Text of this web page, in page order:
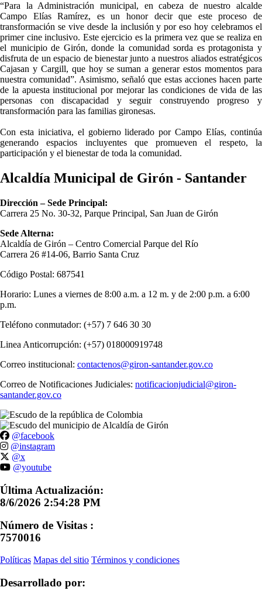
“Para la Administración municipal, en cabeza de nuestro alcalde
Campo Elías Ramírez, es un honor decir que este proceso de
transformación se vive desde la inclusión y por eso hoy celebramos el
primer cine inclusivo. Este ejercicio es la primera vez que se realiza en
el municipio de Girón, donde la comunidad sorda es protagonista y
disfruta de un espacio de bienestar junto a nuestros aliados estratégicos
Cajasan y Cargill, que hoy se suman a generar estos momentos para
nuestra comunidad”. Asimismo, señaló que estas acciones hacen parte
de la apuesta institucional por mejorar las condiciones de vida de las
personas con discapacidad y seguir construyendo progreso y
transformación para las familias gironesas.
Con esta iniciativa, el gobierno liderado por Campo Elías, continúa
generando espacios incluyentes que promueven el respeto, la
participación y el bienestar de toda la comunidad.
Alcaldía Municipal de Girón - Santander
Dirección – Sede Principal:
Carrera 25 No. 30-32, Parque Principal, San Juan de Girón
Sede Alterna:
Alcaldía de Girón – Centro Comercial Parque del Río
Carrera 26 #14-06, Barrio Santa Cruz
Código Postal: 687541
Horario: Lunes a viernes de 8:00 a.m. a 12 m. y de 2:00 p.m. a 6:00
p.m.
Teléfono conmutador: (+57) 7 646 30 30
Linea Anticorrupción: (+57) 018000919748
Correo institucional: contactenos@giron-santander.gov.co
Correo de Notificaciones Judiciales: notificacionjudicial@giron-
santander.gov.co
@facebook
@instagram
@x
@youtube
Última Actualización:
8/6/2026 2:54:28 PM
Número de Visitas :
7570016
Políticas Mapas del sitio Términos y condiciones
Desarrollado por: